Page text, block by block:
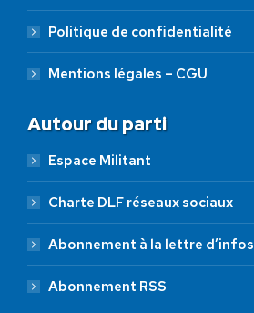
Politique de confidentialité
Mentions légales – CGU
Autour du parti
Espace Militant
Charte DLF réseaux sociaux
Abonnement à la lettre d’infos
Abonnement RSS